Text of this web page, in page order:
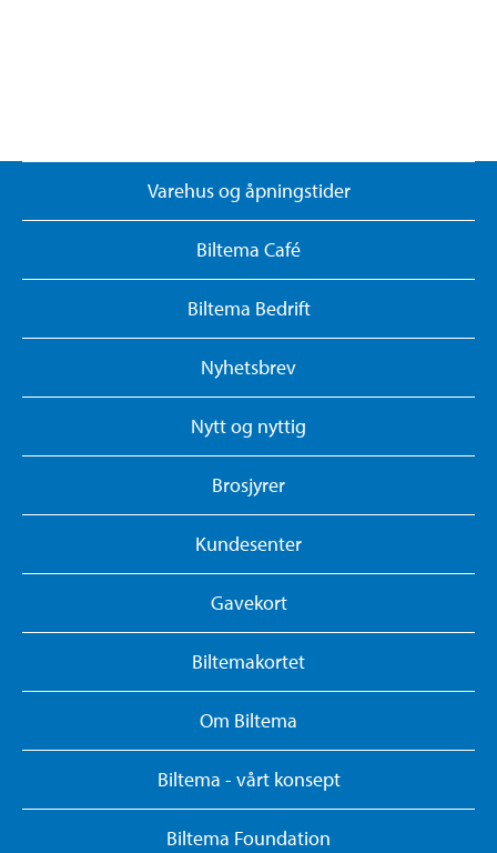
Varehus og åpningstider
Biltema Café
Biltema Bedrift
Nyhetsbrev
Nytt og nyttig
Brosjyrer
Kundesenter
Gavekort
Biltemakortet
Om Biltema
Biltema - vårt konsept
Biltema Foundation